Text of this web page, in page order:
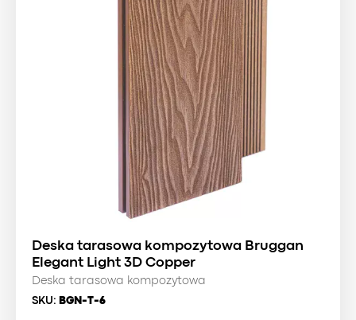
Deska tarasowa kompozytowa Bruggan
Elegant Light 3D Copper
Deska tarasowa kompozytowa
SKU: BGN-T-6